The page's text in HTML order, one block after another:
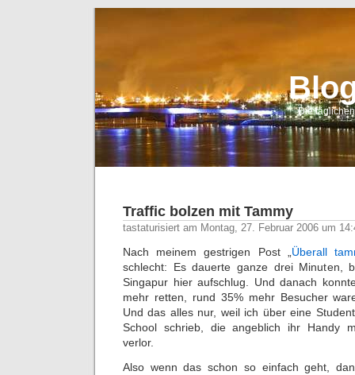
Die
Traffic bolzen mit Tammy
tastaturisiert am Montag, 27. Februar 2006 um
Nach meinem gestrigen Post „ Überall
schlecht: Es dauerte ganze drei Minuten,
Singapur hier aufschlug. Und danach
mehr retten, rund 35% mehr Besucher
Und das alles nur, weil ich über eine
School schrieb, die angeblich ihr Handy
verlor.
Also wenn das schon so einfach geht,